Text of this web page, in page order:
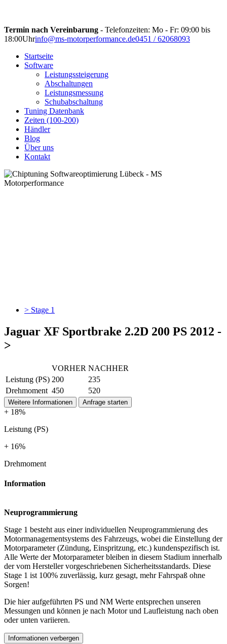
Termin nach Vereinbarung - Telefonzeiten: Mo - Fr: 09:00 bis
18:00Uhrinfo@ms-motorperformance.de0451 / 62068093
Startseite
Software
Leistungssteigerung
Abschaltungen
Leistungsmessung
Schubabschaltung
Tuning Datenbank
Zeiten (100-200)
Händler
Blog
Über uns
Kontakt
> Stage 1
Jaguar XF Sportbrake 2.2D 200 PS 2012 -
>
VORHER NACHHER
Leistung (PS) 200
235
Drehmoment 450 520
Weitere Informationen Anfrage starten
+ 18%
Leistung (PS)
+ 16%
Drehmoment
Information
Neuprogrammierung
Stage 1 besteht aus einer individuellen Neuprogrammierung des
Motormanagementsystems des Fahrzeugs, wobei die Einstellung der
Motorparameter (Zündung, Einspritzung, etc.) kundenspezifisch ist.
Alle Werte der Motorparameter bleiben in diesem Stadium innerhalb
der vom Hersteller vorgeschriebenen Sicherheitsstandards. Diese
Stage 1 ist 100% zuverlässig, kurz gesagt, mehr Fahrspaß ohne
Sorgen!
Die hier aufgeführten PS und NM Werte entsprechen unseren
Messungen und können je nach Motor und Laufleistung nach oben
oder unten variieren.
Informationen verbergen